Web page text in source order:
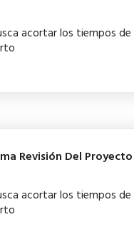
acortar los tiempos de
Revisión Del
acortar los tiempos de